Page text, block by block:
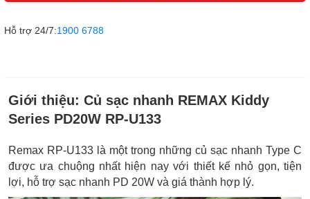
Hỗ trợ 24/7:1900 6788
Giới thiệu: Củ sạc nhanh REMAX Kiddy
Series PD20W RP-U133
Remax RP-U133 là một trong những củ sạc nhanh Type C
được ưa chuộng nhất hiện nay với thiết kế nhỏ gọn, tiện
lợi, hỗ trợ sạc nhanh PD 20W và giá thành hợp lý.